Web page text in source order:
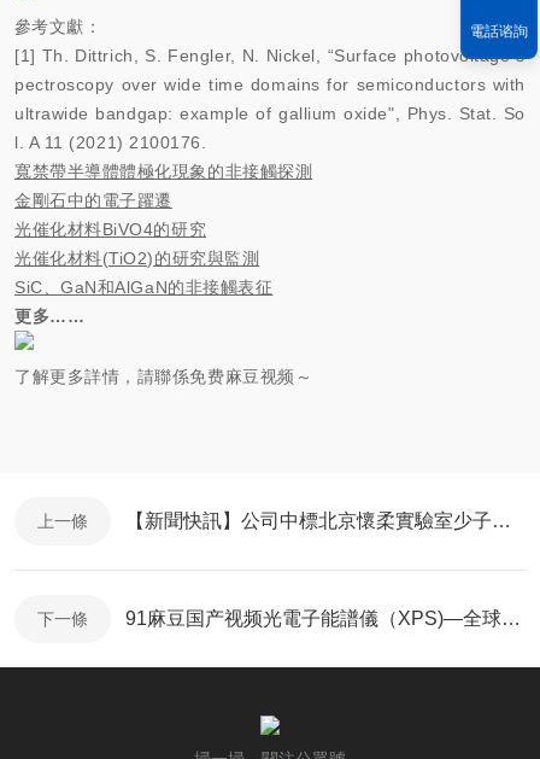
參考文獻：
[1] Th. Dittrich, S. Fengler, N. Nickel, “Surface photovoltage s
pectroscopy over wide time domains for semiconductors with
ultrawide bandgap: example of gallium oxide", Phys. Stat. So
l. A 11 (2021) 2100176.
寬禁帶半導體體極化現象的非接觸探測
金剛石中的電子躍遷
光催化材料BiVO4的研究
光催化材料(TiO2)的研究與監測
SiC、GaN和AlGaN的非接觸表征
更多……
了解更多詳情，請聯係免费麻豆视频～
上一條 【新聞快訊】公司中標北京懷柔實驗室少子壽命測試儀
下一條 91麻豆国产视频光電子能譜儀（XPS)—全球-PHI GENESIS 在倫琴實驗室安裝調試完成
電話谘詢